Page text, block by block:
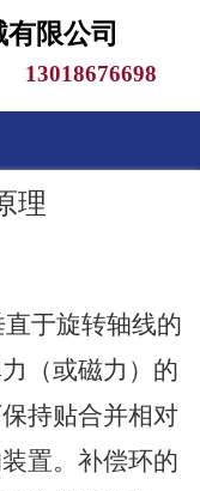
限公司
13018676698
理
于旋转轴线的
（或磁力）的
持贴合并相对
置。补偿环的